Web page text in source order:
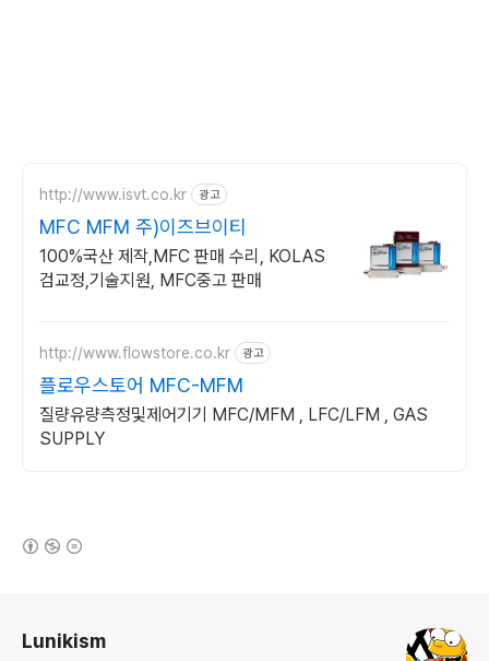
http://www.isvt.co.kr 광고
MFC MFM 주)이즈브이티
100%국산 제작,MFC 판매 수리, KOLAS
검교정,기술지원, MFC중고 판매
http://www.flowstore.co.kr 광고
플로우스토어 MFC-MFM
질량유량측정및제어기기 MFC/MFM , LFC/LFM , GAS
SUPPLY
Lunikism